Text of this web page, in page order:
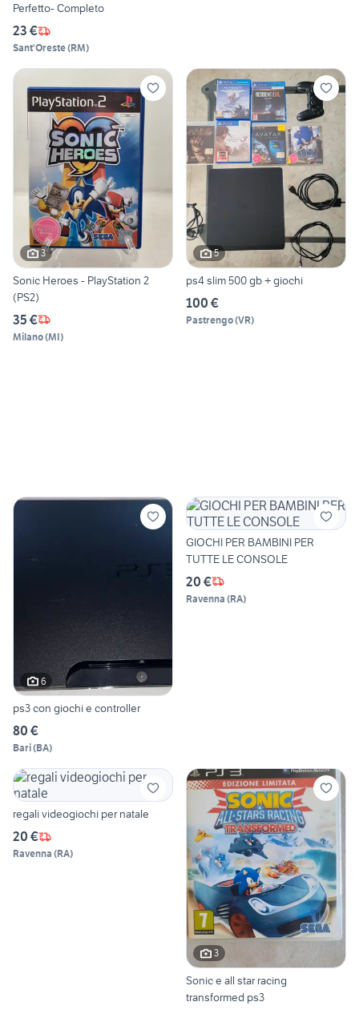
Perfetto- Completo
23 €
Sant'Oreste(RM)
3
Sonic Heroes - PlayStation 2
(PS2)
35 €
Milano(MI)
5
ps4 slim 500 gb + giochi
100 €
Pastrengo(VR)
6
ps3 con giochi e controller
80 €
Bari(BA)
GIOCHI PER BAMBINI PER
TUTTE LE CONSOLE
20 €
Ravenna (RA)
regali videogiochi per natale
20 €
Ravenna (RA)
3
Sonic e all star racing
transformed ps3